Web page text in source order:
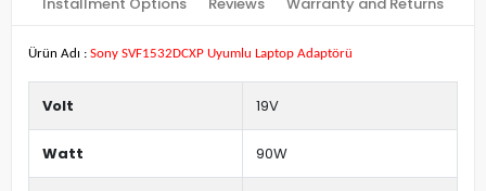
Ürün Adı : Sony SVF1532DCXP Uyumlu Laptop Adaptörü
Volt 19V
Watt 90W